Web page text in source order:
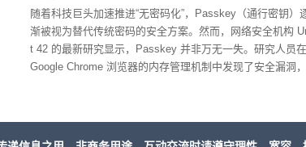
随着科技巨头加速推进“无密码化”，Passkey（通行密钥）
渐被视为替代传统密码的安全方案。然而，网络安全机构
t 42 的最新研究显示，Passkey 并非万无一失。研究人员在
Google Chrome 浏览器的内存管理机制中发现了安全漏洞，
的前提条件是受害者的 PC 设备必须已被注入恶意软件。